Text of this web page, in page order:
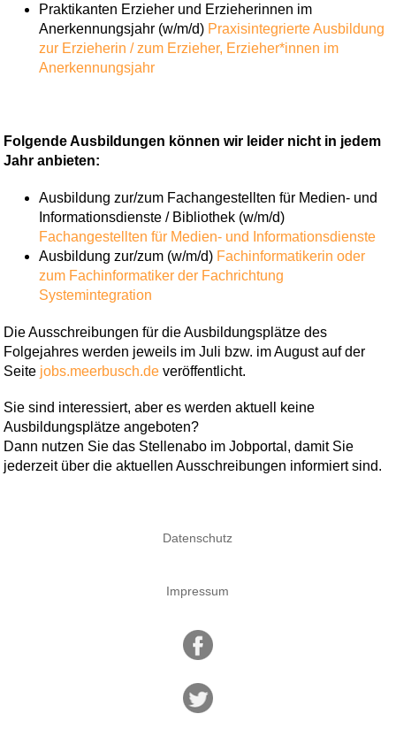
Praktikanten Erzieher und Erzieherinnen im
Anerkennungsjahr (w/m/d) Praxisintegrierte Ausbildung
zur Erzieherin / zum Erzieher, Erzieher*innen im
Anerkennungsjahr
Folgende Ausbildungen können wir leider nicht in jedem
Jahr anbieten:
Ausbildung zur/zum Fachangestellten für Medien- und
Informationsdienste / Bibliothek (w/m/d)
Fachangestellten für Medien- und Informationsdienste
Ausbildung zur/zum (w/m/d) Fachinformatikerin oder
zum Fachinformatiker der Fachrichtung
Systemintegration
Die Ausschreibungen für die Ausbildungsplätze des
Folgejahres werden jeweils im Juli bzw. im August auf der
Seite jobs.meerbusch.de veröffentlicht.
Sie sind interessiert, aber es werden aktuell keine
Ausbildungsplätze angeboten?
Dann nutzen Sie das Stellenabo im Jobportal, damit Sie
jederzeit über die aktuellen Ausschreibungen informiert sind.
Datenschutz
Impressum